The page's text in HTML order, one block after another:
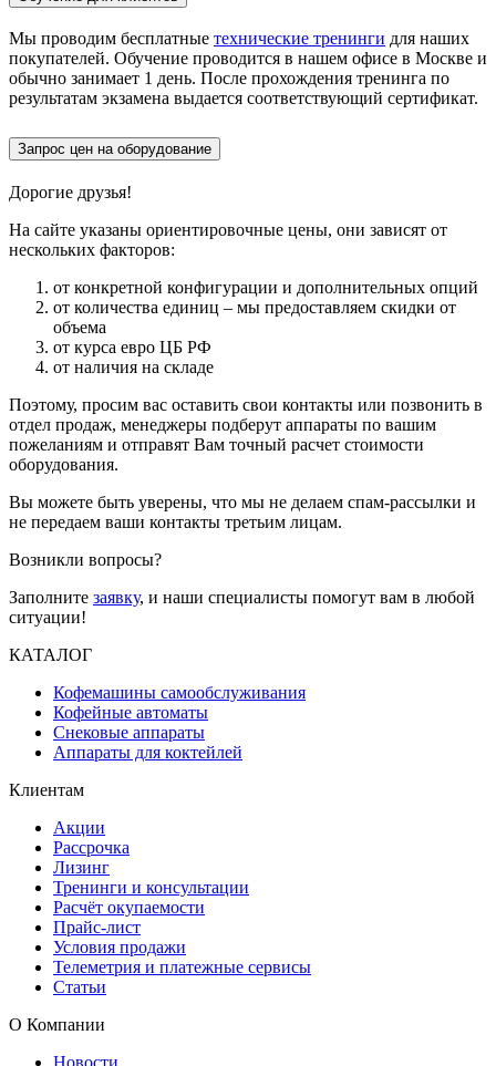
Мы проводим бесплатные технические тренинги для наших
покупателей. Обучение проводится в нашем офисе в Москве и
обычно занимает 1 день. После прохождения тренинга по
результатам экзамена выдается соответствующий сертификат.
Запрос цен на оборудование
Дорогие друзья!
На сайте указаны ориентировочные цены, они зависят от
нескольких факторов:
от конкретной конфигурации и дополнительных опций
от количества единиц – мы предоставляем скидки от
объема
от курса евро ЦБ РФ
от наличия на складе
Поэтому, просим вас оставить свои контакты или позвонить в
отдел продаж, менеджеры подберут аппараты по вашим
пожеланиям и отправят Вам точный расчет стоимости
оборудования.
Вы можете быть уверены, что мы не делаем спам-рассылки и
не передаем ваши контакты третьим лицам.
Возникли вопросы?
Заполните заявку, и наши специалисты помогут вам в любой
ситуации!
КАТАЛОГ
Кофемашины самообслуживания
Кофейные автоматы
Снековые аппараты
Аппараты для коктейлей
Клиентам
Акции
Рассрочка
Лизинг
Тренинги и консультации
Расчёт окупаемости
Прайс-лист
Условия продажи
Телеметрия и платежные сервисы
Статьи
О Компании